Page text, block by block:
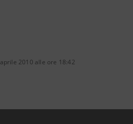
2010 alle ore 18:42